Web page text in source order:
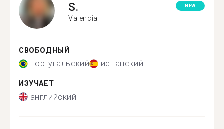
S.
Valencia
NEW
СВОБОДНЫЙ
португальский испанский
ИЗУЧАЕТ
английский